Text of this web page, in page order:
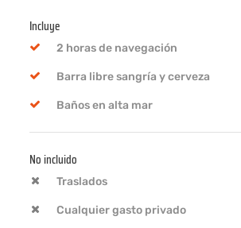
Incluye
2 horas de navegación
Barra libre sangría y cerveza
Baños en alta mar
No incluido
Traslados
Cualquier gasto privado